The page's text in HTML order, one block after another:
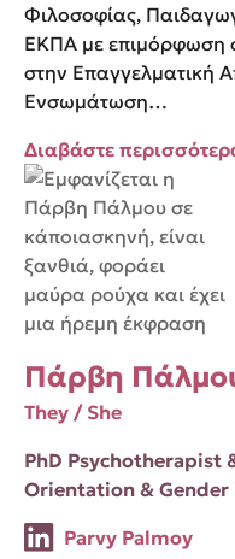
Φιλοσοφίας,
ΕΚΠΑ με επιμόρφωση
στην Επαγγελματική
Ενσωμάτωση…
Διαβάστε
Πάρβη
Τhey / She
PhD Psychotherapist
Orientation &
Parvy Palmoy